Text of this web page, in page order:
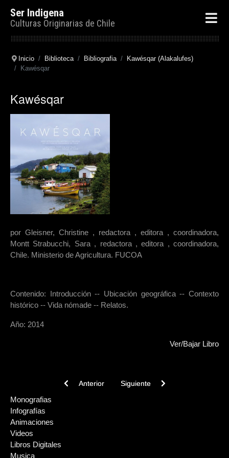
Ser Indigena
Culturas Originarias de Chile
Inicio Biblioteca Bibliografia
Kawésqar (Alakalufes)
Kawésqar
Kawésqar
por Gleisner, Christine , redactora , editora , coordinadora,
Montt Strabucchi, Sara , redactora , editora , coordinadora,
Chile. Ministerio de Agricultura. FUCOA
Contenido: Introducción -- Ubicación geográfica -- Contexto
histórico -- Vida nómade -- Relatos.
Año: 2014
Ver/Bajar Libro
Previous article: Léxico Kawésqar- Español,
Anterior Next article: Kawésqar (2)
Siguiente
Monografias
Infografías
Animaciones
Videos
Libros Digitales
Musica